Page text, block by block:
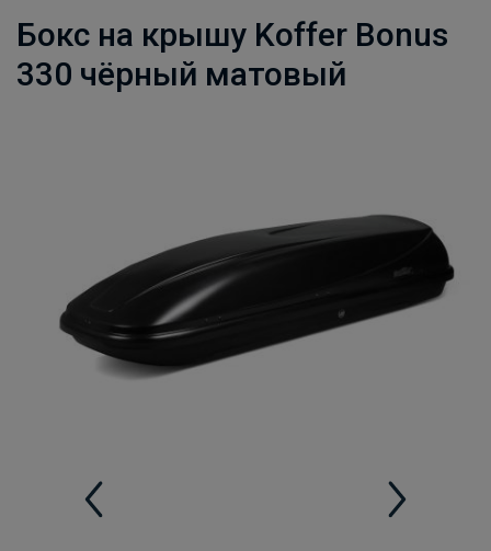
Бокс на крышу Koffer Bonus
330 чёрный матовый